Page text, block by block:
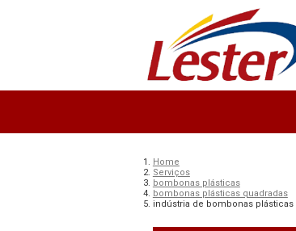
Home
Serviços
bombonas plásticas
bombonas plásticas quadradas
indústria de bombonas plásticas